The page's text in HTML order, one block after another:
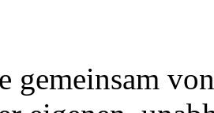
gemeinsam